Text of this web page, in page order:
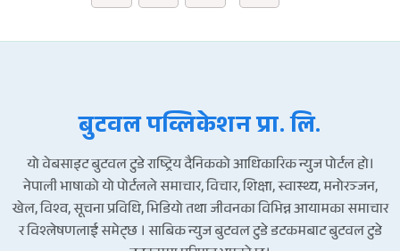
बुटवल पव्लिकेशन प्रा. लि.
यो वेबसाइट बुटवल टुडे राष्ट्रिय दैनिकको आधिकारिक न्युज पोर्टल हो।
नेपाली भाषाको यो पोर्टलले समाचार, विचार, शिक्षा, स्वास्थ्य, मनोरञ्जन,
खेल, विश्व, सूचना प्रविधि, भिडियो तथा जीवनका विभिन्न आयामका समाचार
र विश्लेषणलाई समेट्छ । साबिक न्युज बुटवल टुडे डटकमबाट बुटवल टुडे